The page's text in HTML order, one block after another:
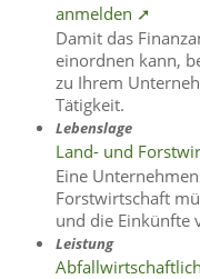
anmelden ➚
Damit das
einordnen kann,
zu Ihrem
Tätigkeit.
Lebenslage
Land- und
Eine
Forstwirtschaft
und die Einkünfte
Leistung